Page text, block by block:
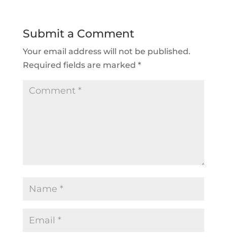
Submit a Comment
Your email address will not be published.
Required fields are marked *